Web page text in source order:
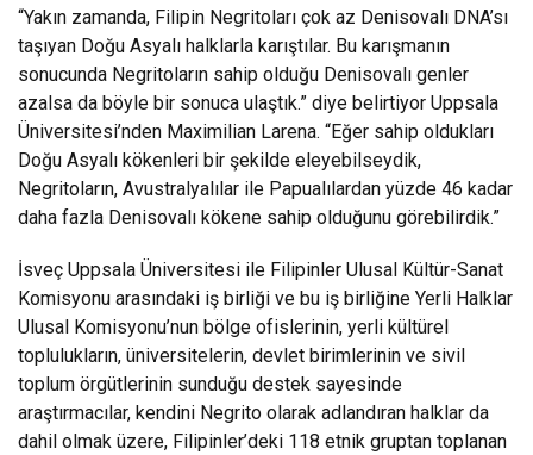
“Yakın zamanda, Filipin Negritoları çok az Denisovalı DNA’sı
taşıyan Doğu Asyalı halklarla karıştılar. Bu karışmanın
sonucunda Negritoların sahip olduğu Denisovalı genler
azalsa da böyle bir sonuca ulaştık.” diye belirtiyor Uppsala
Üniversitesi’nden Maximilian Larena. “Eğer sahip oldukları
Doğu Asyalı kökenleri bir şekilde eleyebilseydik,
Negritoların, Avustralyalılar ile Papualılardan yüzde 46 kadar
daha fazla Denisovalı kökene sahip olduğunu görebilirdik.”
İsveç Uppsala Üniversitesi ile Filipinler Ulusal Kültür-Sanat
Komisyonu arasındaki iş birliği ve bu iş birliğine Yerli Halklar
Ulusal Komisyonu’nun bölge ofislerinin, yerli kültürel
toplulukların, üniversitelerin, devlet birimlerinin ve sivil
toplum örgütlerinin sunduğu destek sayesinde
araştırmacılar, kendini Negrito olarak adlandıran halklar da
dahil olmak üzere, Filipinler’deki 118 etnik gruptan toplanan